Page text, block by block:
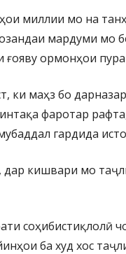
миллии мо на
мардуми мо
ғояву ормонҳои
ки маҳз бо
фаротар
гардида
дар кишвари мо
соҳибистиқлолӣ
ба худ хос